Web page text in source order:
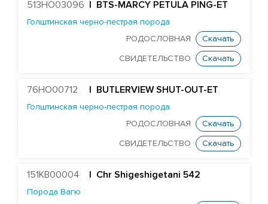
513HO03096 | BTS-MARCY PETULA PING-ET
Голштинская черно-пестрая порода
РОДОСЛОВНАЯ
Скачать
СВИДЕТЕЛЬСТВО Скачать
76HO00712 | BUTLERVIEW SHUT-OUT-ET
Голштинская черно-пестрая порода
РОДОСЛОВНАЯ
Скачать
СВИДЕТЕЛЬСТВО Скачать
151KB00004 | Chr Shigeshigetani 542
Порода Вагю